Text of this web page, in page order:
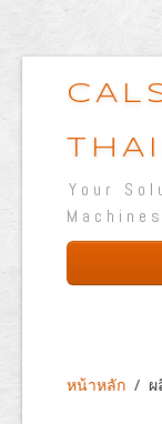
Your
Machines
ผลิตภั
หน้าหลัก /